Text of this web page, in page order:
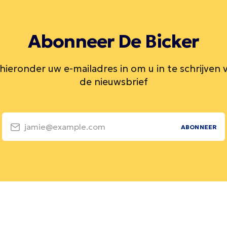
Abonneer De Bicker
uw e-mailadres in om u in te schrijven
de nieuwsbrief
jamie@example.com ABONNEER